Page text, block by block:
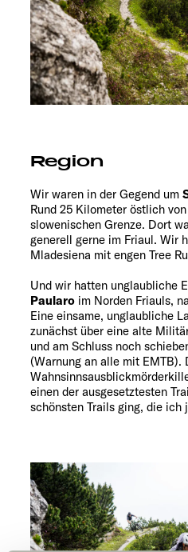
Region
Wir waren in der Gegend um
Rund 25 Kilometer östlich
slowenischen Grenze. Dort
generell gerne im Friaul. Wir
Mladesiena mit engen Tree
Und wir hatten unglaubliche
Paularo im Norden Friauls,
Eine einsame, unglaubliche
zunächst über eine alte
und am Schluss noch
(Warnung an alle mit EMTB).
einen der ausgesetztesten
schönsten Trails ging, die ich